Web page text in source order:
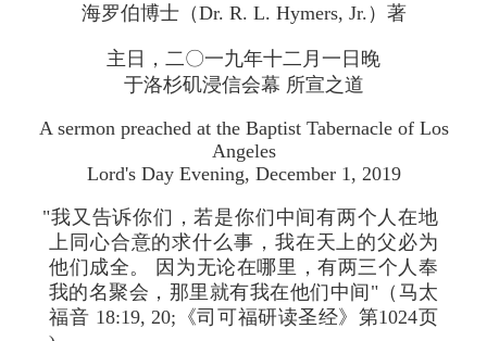
海罗伯博士（Dr. R. L. Hymers, Jr.）著
主日，二〇一九年十二月一日晚
于洛杉矶浸信会幕 所宣之道
A sermon preached at the Baptist Tabernacle of Los
Angeles
Lord's Day Evening, December 1, 2019
"我又告诉你们，若是你们中间有两个人在地
上同心合意的求什么事，我在天上的父必为
他们成全。 因为无论在哪里，有两三个人奉
我的名聚会，那里就有我在他们中间"（马太
福音 18:19, 20;《司可福研读圣经》第1024页